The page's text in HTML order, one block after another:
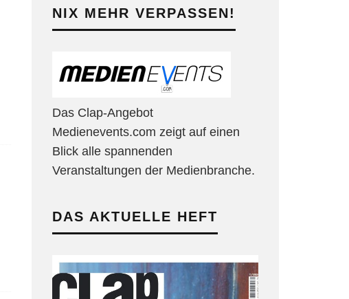
NIX MEHR VERPASSEN!
Das Clap-Angebot
Medienevents.com zeigt auf einen
Blick alle spannenden
Veranstaltungen der Medienbranche.
DAS AKTUELLE HEFT